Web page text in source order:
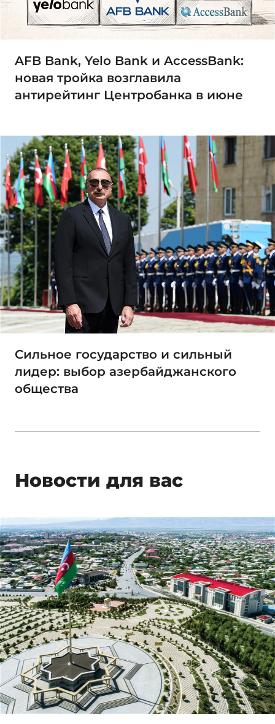
AFB Bank, Yelo Bank и AccessBank:
новая тройка возглавила
антирейтинг Центробанка в июне
Сильное государство и сильный
лидер: выбор азербайджанского
общества
Новости для вас